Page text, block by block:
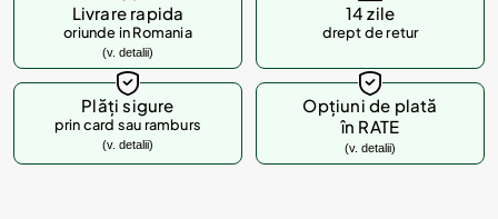
Livrare rapida
oriunde in Romania
(v. detalii)
14 zile
drept de retur
Plăți sigure
prin card sau ramburs
(v. detalii)
Opțiuni de plată
în RATE
(v. detalii)